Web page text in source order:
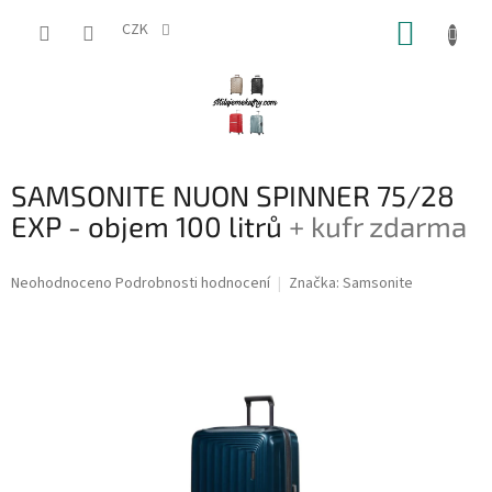
CZK
SAMSONITE NUON SPINNER 75/28
EXP - objem 100 litrů + kufr zdarma
Průměrné
Neohodnoceno Podrobnosti hodnocení Značka: Samsonite